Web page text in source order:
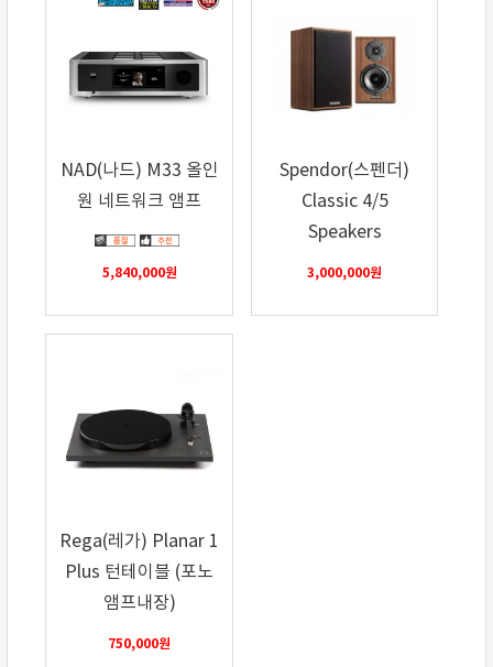
NAD(나드) M33 올인
원 네트워크 앰프
5,840,000원
Spendor(스펜더)
Classic 4/5
Speakers
3,000,000원
Rega(레가) Planar 1
Plus 턴테이블 (포노
앰프내장)
750,000원